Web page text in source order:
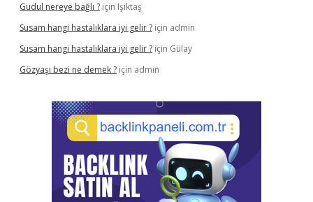
Gudul nereye bağlı ? için Işıktaş
Susam hangi hastalıklara iyi gelir ? için admin
Susam hangi hastalıklara iyi gelir ? için Gülay
Gözyaşı bezi ne demek ? için admin